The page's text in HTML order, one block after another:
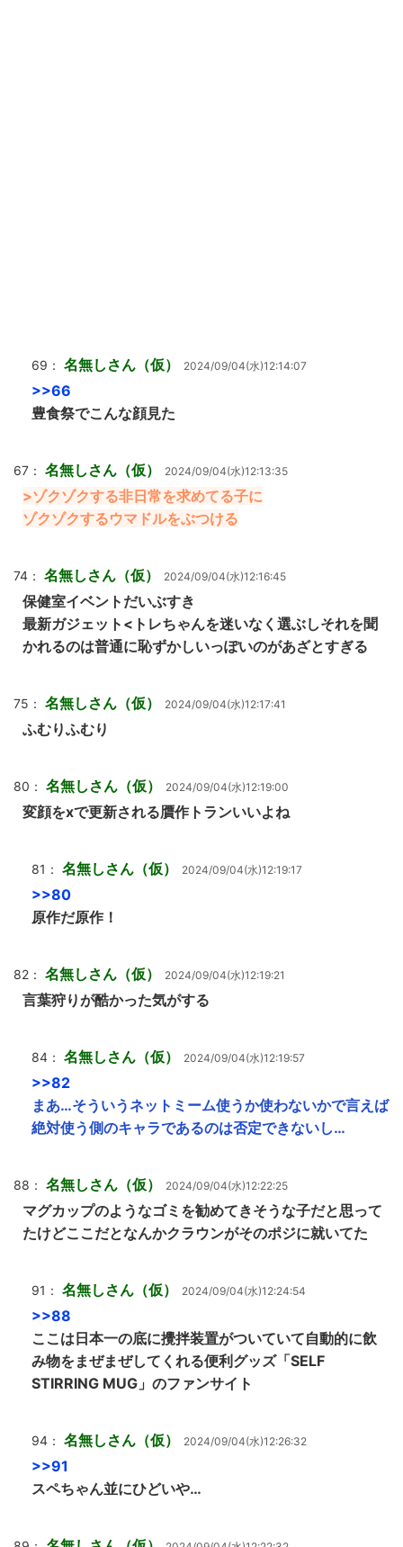
69： 名無しさん（仮） 2024/09/04(水)12:14:07
>>66
豊食祭でこんな顔見た
67： 名無しさん（仮） 2024/09/04(水)12:13:35
>ゾクゾクする非日常を求めてる子に
ゾクゾクするウマドルをぶつける
74： 名無しさん（仮） 2024/09/04(水)12:16:45
保健室イベントだいぶすき
最新ガジェット<トレちゃんを迷いなく選ぶしそれを聞
かれるのは普通に恥ずかしいっぽいのがあざとすぎる
75： 名無しさん（仮） 2024/09/04(水)12:17:41
ふむりふむり
80： 名無しさん（仮） 2024/09/04(水)12:19:00
変顔をxで更新される贋作トランいいよね
81： 名無しさん（仮） 2024/09/04(水)12:19:17
>>80
原作だ原作！
82： 名無しさん（仮） 2024/09/04(水)12:19:21
言葉狩りが酷かった気がする
84： 名無しさん（仮） 2024/09/04(水)12:19:57
>>82
まあ…そういうネットミーム使うか使わないかで言えば
絶対使う側のキャラであるのは否定できないし…
88： 名無しさん（仮） 2024/09/04(水)12:22:25
マグカップのようなゴミを勧めてきそうな子だと思って
たけどここだとなんかクラウンがそのポジに就いてた
91： 名無しさん（仮） 2024/09/04(水)12:24:54
>>88
ここは日本一の底に攪拌装置がついていて自動的に飲
み物をまぜまぜしてくれる便利グッズ「SELF
STIRRING MUG」のファンサイト
94： 名無しさん（仮） 2024/09/04(水)12:26:32
>>91
スペちゃん並にひどいや…